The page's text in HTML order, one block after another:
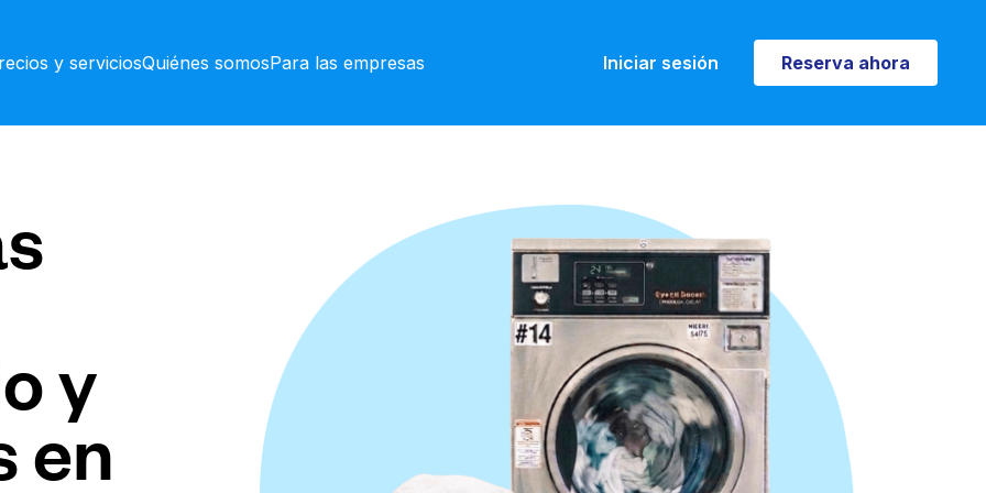
y serviciosQuiénes somosPara las empresas Iniciar sesión Reserva ahora
Reserva ahora
y
en